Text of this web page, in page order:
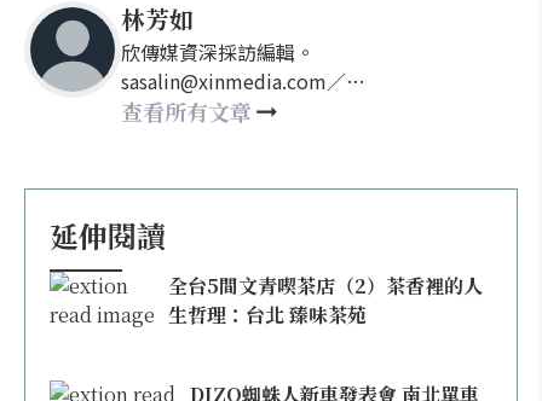
林芳如
欣傳媒資深採訪編輯。
sasalin@xinmedia.com／
happy21917@gmail.com
查看所有文章
延伸閱讀
全台5間文青喫茶店（2）茶香裡的人
生哲理：台北 臻味茶苑
DIZO蜘蛛人新車發表會 南北單車